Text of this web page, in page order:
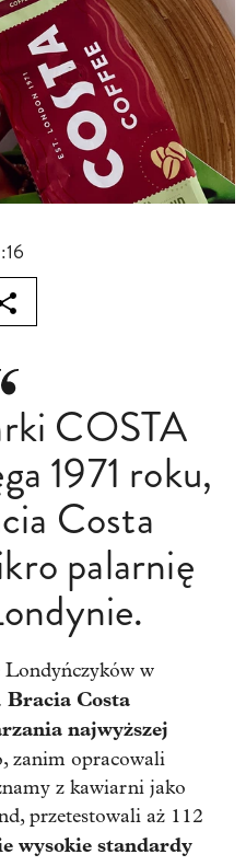
COSTA
1971 roku,
Costa
palarnię
Londyńczyków w
Bracia Costa
najwyższej
zanim opracowali
z kawiarni jako
przetestowali aż 112
wysokie standardy